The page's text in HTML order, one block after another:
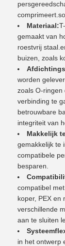
Materiaal:
gemaakt van
roestvrij
buizen, zoals
worden
zoals O-ringen
verbinding te
betrouwbare
integriteit van
Makkelijk
gemakkelijk te
compatibele
besparen.
compatibel
koper, PEX en
verschillende
aan te sluiten
in het ontwerp